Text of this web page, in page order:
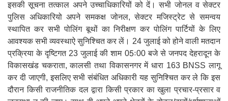
इसकी सूचना तत्काल अपने उच्चाधिकारियों को दें। सभी जोनल व सेक्टर
पुलिस अधिकारियो अपने समकक्ष जोनल, सेक्टर मजिस्ट्रेट से समन्वय
स्थापित कर सभी पोलिंग बूथों का निरीक्षण कर पोलिंग पार्टियों के लिए
आवश्यक सभी व्यवस्थाऐ सुनिश्चित कर लें। 24 जुलाई को होने वाली मतदान
प्रक्रिया के दृष्टिगत 23 जुलाई की शाम 05ः00 बजे से जनपद देहरादून के
विकासखंड चकराता, कालसी तथा विकासनगर में धारा 163 BNSS लागू
कर दी जाएगी, इसलिए सभी संबंधित अधिकारी यह सुनिश्चित कर ले कि इस
दौरान किसी राजनीतिक दल द्वारा किसी प्रकार का खुला प्रचार-प्रसार व